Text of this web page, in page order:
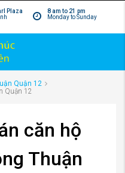
8 am to 21 pm
Monday to Sunday
Plaza
Quận 12
Quận 12
căn hộ
Thuận